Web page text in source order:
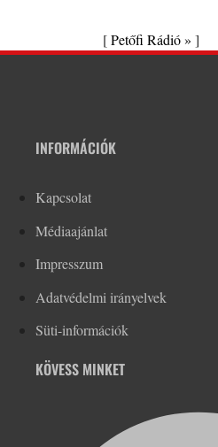
[Petőfi Rádió » ]
INFORMÁCIÓK
Kapcsolat
Médiaajánlat
Impresszum
Adatvédelmi irányelvek
Süti-információk
KÖVESS MINKET